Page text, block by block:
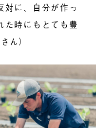
対に、自分が作っ
た時にもとても豊
ん）